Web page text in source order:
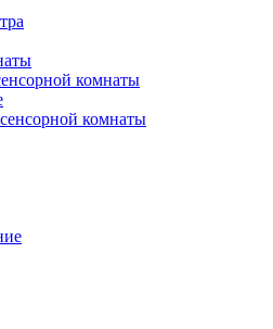
комнаты
комнаты